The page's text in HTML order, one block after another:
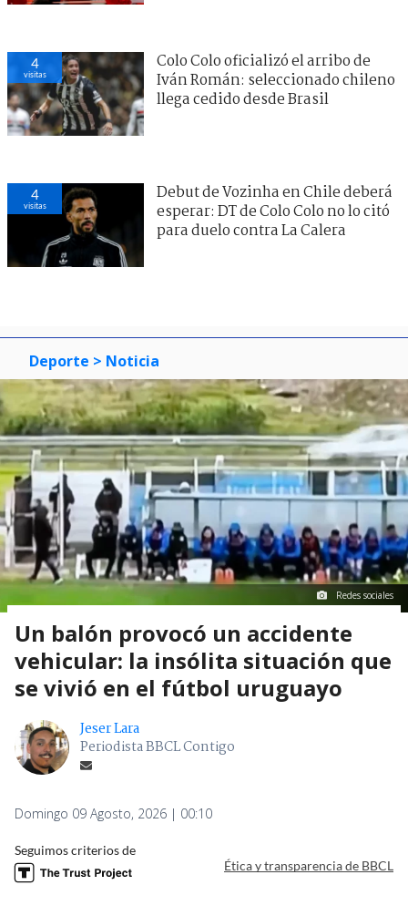
4
visitas
Colo Colo oficializó el arribo de
Iván Román: seleccionado chileno
llega cedido desde Brasil
4
visitas
Debut de Vozinha en Chile deberá
esperar: DT de Colo Colo no lo citó
para duelo contra La Calera
Deporte > Noticia
Redes sociales
Un balón provocó un accidente
vehicular: la insólita situación que
se vivió en el fútbol uruguayo
Jeser Lara
Periodista BBCL Contigo
Domingo 09 Agosto, 2026 | 00:10
Seguimos criterios de
Ética y transparencia de BBCL